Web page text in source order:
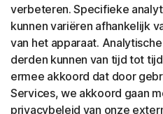
verbeteren. Specifieke
kunnen variëren afhankelijk
van het apparaat.
derden kunnen van tijd tot
ermee akkoord dat door
Services, we akkoord gaan
privacybeleid van onze